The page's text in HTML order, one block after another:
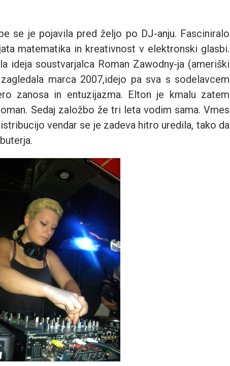
se je pojavila pred željo po DJ-anju. Fasciniralo
matematika in kreativnost v elektronski glasbi.
ideja soustvarjalca Roman Zawodny-ja (ameriški
marca 2007,idejo pa sva s sodelavcem
zanosa in entuzijazma. Elton je kmalu zatem
Sedaj založbo že tri leta vodim sama. Vmes
vendar se je zadeva hitro uredila, tako da